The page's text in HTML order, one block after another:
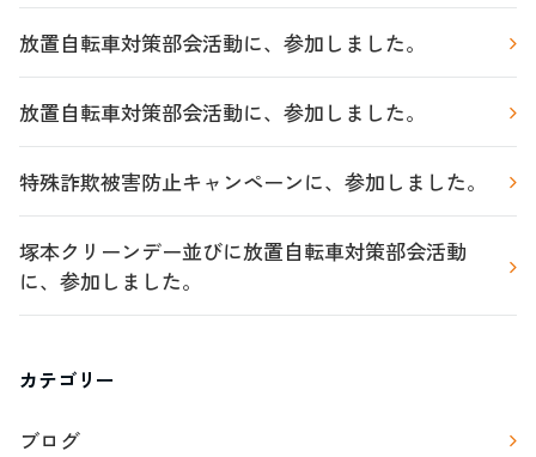
放置自転車対策部会活動に、参加しました。
放置自転車対策部会活動に、参加しました。
特殊詐欺被害防止キャンペーンに、参加しました。
塚本クリーンデー並びに放置自転車対策部会活動
に、参加しました。
カテゴリー
ブログ